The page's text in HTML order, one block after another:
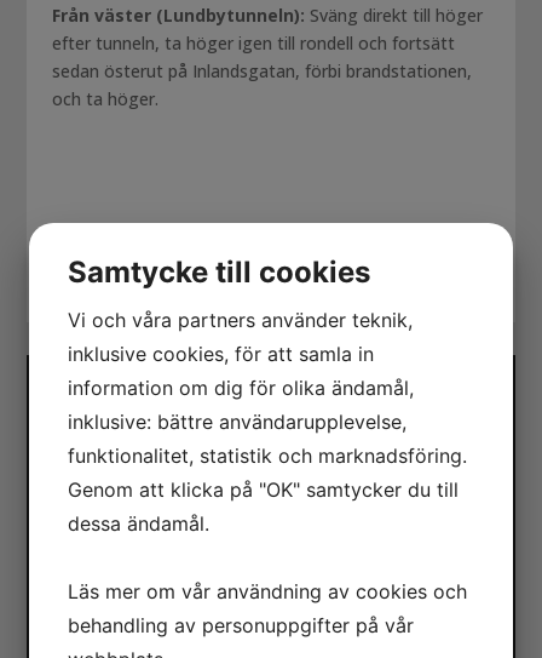
Från väster (Lundbytunneln): Sväng direkt till höger
efter tunneln, ta höger igen till rondell och fortsätt
sedan österut på Inlandsgatan, förbi brandstationen,
och ta höger.
Adress
Safe Control Materialteknik AB
Tillgängligheten 1
417 10 Göteborg
Bankgiro: 5104-8387
Samtycke till cookies
Vi och våra partners använder teknik,
inklusive cookies, för att samla in
information om dig för olika ändamål,
inklusive: bättre användarupplevelse,
funktionalitet, statistik och marknadsföring.
Genom att klicka på "OK" samtycker du till
dessa ändamål.
Läs mer om vår användning av cookies och
behandling av personuppgifter på vår